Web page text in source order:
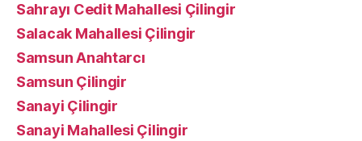
Sahrayı Cedit Mahallesi Çilingir
Salacak Mahallesi Çilingir
Samsun Anahtarcı
Samsun Çilingir
Sanayi Çilingir
Sanayi Mahallesi Çilingir